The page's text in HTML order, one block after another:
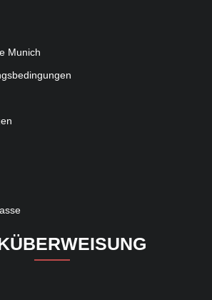
Munich